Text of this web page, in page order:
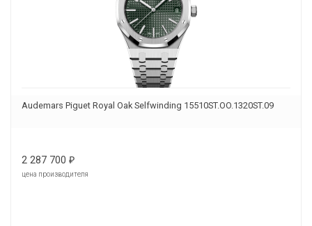
Audemars Piguet Royal Oak Selfwinding 15510ST.OO.1320ST.09
2 287 700 ₽
цена производителя